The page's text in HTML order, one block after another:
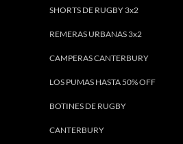
SHORTS DE RUGBY 3x2
REMERAS URBANAS 3x2
CAMPERAS CANTERBURY
LOS PUMAS HASTA 50% OFF
BOTINES DE RUGBY
CANTERBURY